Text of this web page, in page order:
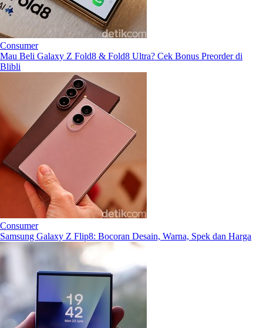
Consumer
Mau Beli Galaxy Z Fold8 & Fold8 Ultra? Cek Bonus Preorder di
Blibli
Consumer
Samsung Galaxy Z Flip8: Bocoran Desain, Warna, Spek dan Harga